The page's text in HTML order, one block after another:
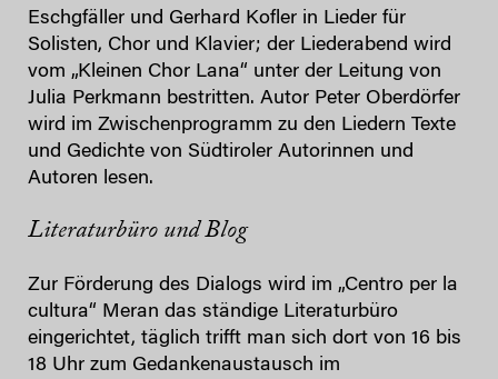
Eschgfäller und Gerhard Kofler in Lieder für
Solisten, Chor und Klavier; der Liederabend wird
vom „Kleinen Chor Lana“ unter der Leitung von
Julia Perkmann bestritten. Autor Peter Oberdörfer
wird im Zwischenprogramm zu den Liedern Texte
und Gedichte von Südtiroler Autorinnen und
Autoren lesen.
Literaturbüro und Blog
Zur Förderung des Dialogs wird im „Centro per la
cultura“ Meran das ständige Literaturbüro
eingerichtet, täglich trifft man sich dort von 16 bis
18 Uhr zum Gedankenaustausch im